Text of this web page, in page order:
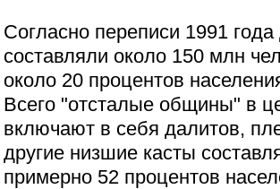
Согласно переписи 1991
составляли около 150 млн
около 20 процентов
Всего "отсталые общины" в
включают в себя далитов,
другие низшие касты
примерно 52 процентов